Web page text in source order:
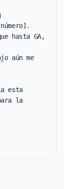
hasta GA,
aún me
esta
la